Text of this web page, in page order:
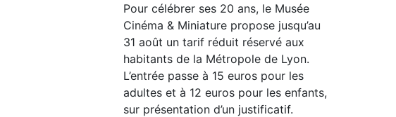
Pour célébrer ses 20 ans, le Musée
Cinéma & Miniature propose jusqu’au
31 août un tarif réduit réservé aux
habitants de la Métropole de Lyon.
L’entrée passe à 15 euros pour les
adultes et à 12 euros pour les enfants,
sur présentation d’un justificatif.